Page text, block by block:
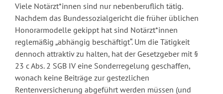
Viele Notärzt*innen sind nur nebenberuflich tätig.
Nachdem das Bundessozialgericht die früher üblichen
Honorarmodelle gekippt hat sind Notärzt*innen
reglemäßig „abhängig beschäftigt“. Um die Tätigkeit
dennoch attraktiv zu halten, hat der Gesetzgeber mit §
23 c Abs. 2 SGB IV eine Sonderregelung geschaffen,
wonach keine Beiträge zur gestezlichen
Rentenversicherung abgeführt werden müssen (und